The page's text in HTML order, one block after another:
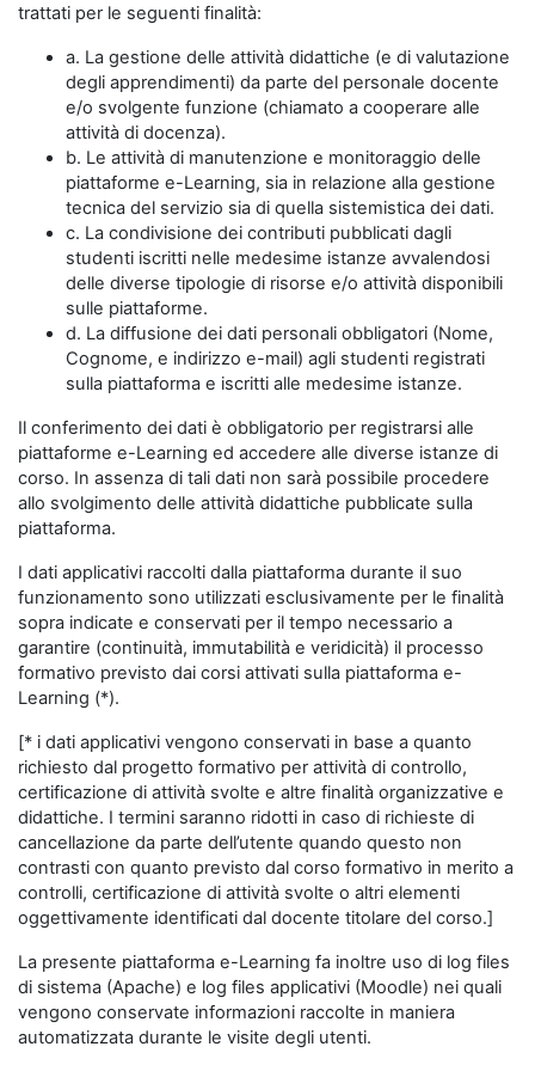
trattati per le seguenti finalità:
a. La gestione delle attività didattiche (e di valutazione
degli apprendimenti) da parte del personale docente
e/o svolgente funzione (chiamato a cooperare alle
attività di docenza).
b. Le attività di manutenzione e monitoraggio delle
piattaforme e-Learning, sia in relazione alla gestione
tecnica del servizio sia di quella sistemistica dei dati.
c. La condivisione dei contributi pubblicati dagli
studenti iscritti nelle medesime istanze avvalendosi
delle diverse tipologie di risorse e/o attività disponibili
sulle piattaforme.
d. La diffusione dei dati personali obbligatori (Nome,
Cognome, e indirizzo e-mail) agli studenti registrati
sulla piattaforma e iscritti alle medesime istanze.
Il conferimento dei dati è obbligatorio per registrarsi alle
piattaforme e-Learning ed accedere alle diverse istanze di
corso. In assenza di tali dati non sarà possibile procedere
allo svolgimento delle attività didattiche pubblicate sulla
piattaforma.
I dati applicativi raccolti dalla piattaforma durante il suo
funzionamento sono utilizzati esclusivamente per le finalità
sopra indicate e conservati per il tempo necessario a
garantire (continuità, immutabilità e veridicità) il processo
formativo previsto dai corsi attivati sulla piattaforma e-
Learning (*).
[* i dati applicativi vengono conservati in base a quanto
richiesto dal progetto formativo per attività di controllo,
certificazione di attività svolte e altre finalità organizzative e
didattiche. I termini saranno ridotti in caso di richieste di
cancellazione da parte dell’utente quando questo non
contrasti con quanto previsto dal corso formativo in merito a
controlli, certificazione di attività svolte o altri elementi
oggettivamente identificati dal docente titolare del corso.]
La presente piattaforma e-Learning fa inoltre uso di log files
di sistema (Apache) e log files applicativi (Moodle) nei quali
vengono conservate informazioni raccolte in maniera
automatizzata durante le visite degli utenti.